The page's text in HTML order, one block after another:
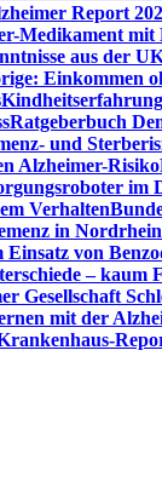
Report
Medikament mit
aus der
Einkommen
Ratgeberbuch
und
Alzheimer-Risiko
im
Verhalten
in
von
– kaum
Gesellschaft
mit der